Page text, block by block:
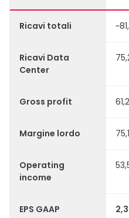
Ricavi totali
Ricavi Data
Center
Gross profit
Margine lordo
Operating
income
EPS GAAP